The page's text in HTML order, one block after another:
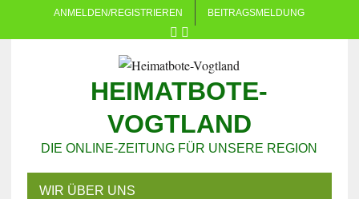
ANMELDEN/REGISTRIEREN BEITRAGSMELDUNG
HEIMATBOTE-
VOGTLAND
DIE ONLINE-ZEITUNG FÜR UNSERE REGION
WIR ÜBER UNS